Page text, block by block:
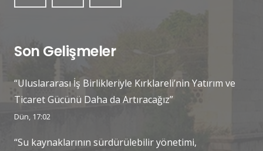
Son Gelişmeler
“Uluslararası İş Birlikleriyle Kırklareli’nin Yatırım ve
Ticaret Gücünü Daha da Artıracağız”
Dün, 17:02
“Su kaynaklarının sürdürülebilir yönetimi,